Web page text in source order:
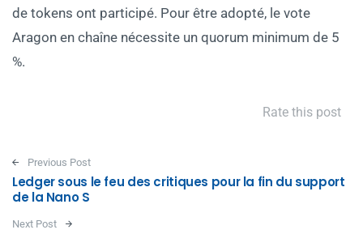
de tokens ont participé. Pour être adopté, le vote
Aragon en chaîne nécessite un quorum minimum de 5
%.
Rate this post
Post navigation
Previous Post
Ledger sous le feu des critiques pour la fin du support
de la Nano S
Next Post